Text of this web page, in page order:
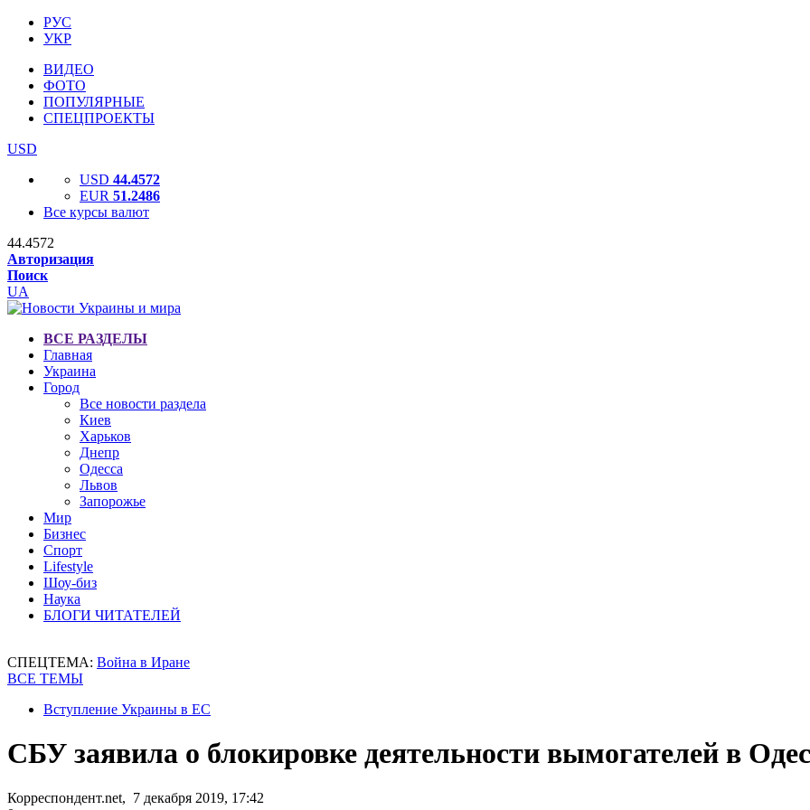
РУС
УКР
ВИДЕО
ФОТО
ПОПУЛЯРНЫЕ
СПЕЦПРОЕКТЫ
USD
USD 44.4572
EUR 51.2486
Все курсы валют
44.4572
Авторизация
Поиск
UA
ВСЕ РАЗДЕЛЫ
Главная
Украина
Город
Все новости раздела
Киев
Харьков
Днепр
Одесса
Львов
Запорожье
Мир
Бизнес
Спорт
Lifestyle
Шоу-биз
Наука
БЛОГИ ЧИТАТЕЛЕЙ
СПЕЦТЕМА: Война в Иране
ВСЕ ТЕМЫ
Вступление Украины в ЕС
СБУ заявила о блокировке деятельности вымогателей в
Корреспондент.net, 7 декабря 2019, 17:42